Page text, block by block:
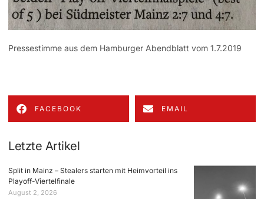
Pressestimme aus dem Hamburger Abendblatt vom 1.7.2019
FACEBOOK EMAIL
Letzte Artikel
Split in Mainz – Stealers starten mit Heimvorteil ins
Playoff-Viertelfinale
August 2, 2026